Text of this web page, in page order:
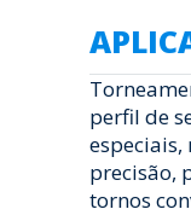
perfil de
especiais,
precisão,
tornos